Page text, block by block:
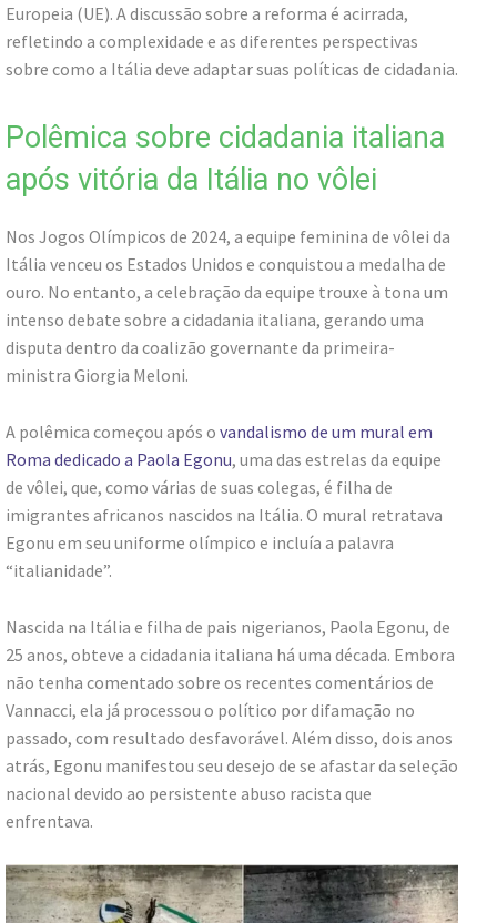
Europeia (UE). A discussão sobre a reforma é acirrada,
refletindo a complexidade e as diferentes perspectivas
sobre como a Itália deve adaptar suas políticas de cidadania.
Polêmica sobre cidadania italiana
após vitória da Itália no vôlei
Nos Jogos Olímpicos de 2024, a equipe feminina de vôlei da
Itália venceu os Estados Unidos e conquistou a medalha de
ouro. No entanto, a celebração da equipe trouxe à tona um
intenso debate sobre a cidadania italiana, gerando uma
disputa dentro da coalizão governante da primeira-
ministra Giorgia Meloni.
A polêmica começou após o vandalismo de um mural em
Roma dedicado a Paola Egonu, uma das estrelas da equipe
de vôlei, que, como várias de suas colegas, é filha de
imigrantes africanos nascidos na Itália. O mural retratava
Egonu em seu uniforme olímpico e incluía a palavra
“italianidade”.
Nascida na Itália e filha de pais nigerianos, Paola Egonu, de
25 anos, obteve a cidadania italiana há uma década. Embora
não tenha comentado sobre os recentes comentários de
Vannacci, ela já processou o político por difamação no
passado, com resultado desfavorável. Além disso, dois anos
atrás, Egonu manifestou seu desejo de se afastar da seleção
nacional devido ao persistente abuso racista que
enfrentava.